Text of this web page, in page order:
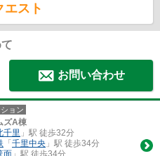
エスト
お問い合わせ
ョン
ズA棟
千里 」駅 徒歩32分
「 千里中央 」駅 徒歩34分
面 」駅 徒歩34分